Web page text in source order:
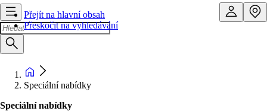
Přejít na hlavní obsah
Přeskočit na vyhledávání
Speciální nabídky
Speciální nabídky